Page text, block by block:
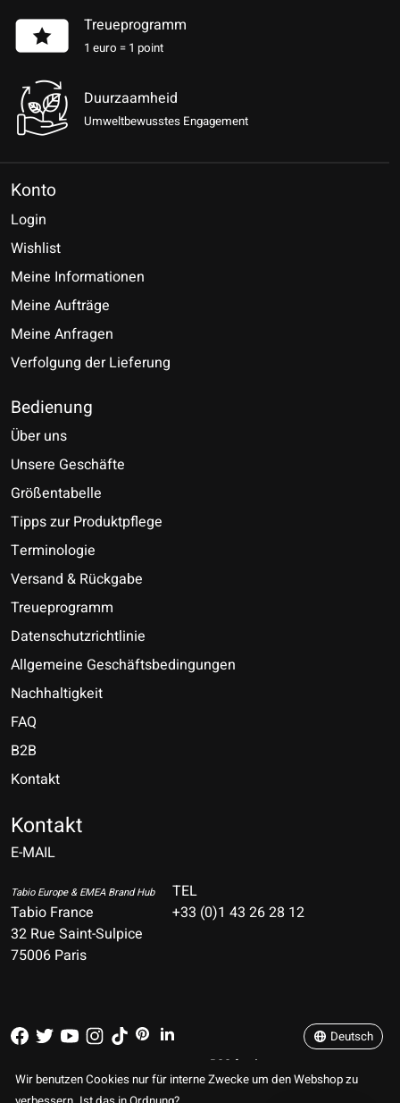
Treueprogramm
1 euro = 1 point
Duurzaamheid
Umweltbewusstes Engagement
Konto
Login
Wishlist
Meine Informationen
Meine Aufträge
Meine Anfragen
Verfolgung der Lieferung
Bedienung
Über uns
Unsere Geschäfte
Größentabelle
Tipps zur Produktpflege
Terminologie
Versand & Rückgabe
Treueprogramm
Datenschutzrichtlinie
Allgemeine Geschäftsbedingungen
Nachhaltigkeit
FAQ
B2B
Kontakt
Kontakt
E-MAIL
Tabio Europe & EMEA Brand Hub
Tabio France
32 Rue Saint-Sulpice
75006 Paris
TEL
+33 (0)1 43 26 28 12
RSS feed
Deutsch
Wir benutzen Cookies nur für interne Zwecke um den Webshop zu